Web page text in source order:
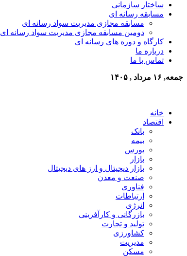
ساختار سازمانی
مسابقه رسانه ای
مسابقه مجازی مدیریت سواد رسانه ای
دومین مسابقه مجازی مدیریت سواد رسانه ای
کارگاه و دوره های رسانه ای
درباره ما
تماس با ما
جمعه, ۱۶ مرداد , ۱۴۰۵
خانه
اقتصاد
بانک
بیمه
بورس
بازار
بازار دیجیتال و ارز های دیجیتال
صنعت و معدن
فناوری
ارتباطات
انرژی
بازرگانی و کارآفرینی
تولید و تجارت
کشاورزی
مدیریت
مسکن